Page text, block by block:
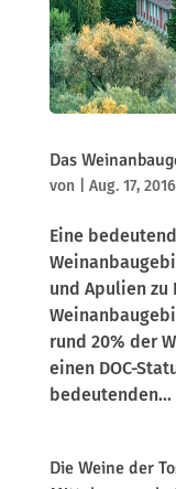
Das
von Aug. 17, 2016
Eine
und Apulien
rund 20% der
einen DOC-
bedeutenden...
Die Weine der